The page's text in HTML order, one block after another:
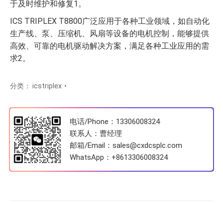
于及时维护和修复1。
ICS TRIPLEX T8800广泛应用于各种工业领域，如自动化
生产线、泵、压缩机、风扇等设备的电机控制，能够提供
高效、可靠的电机驱动解决方案，满足各种工业应用的需
求2。
分类： icstriplex
电话/Phone：13306008324
联系人：曹经理
邮箱/Email：sales@cxdcsplc.com
WhatsApp： +8613306008324